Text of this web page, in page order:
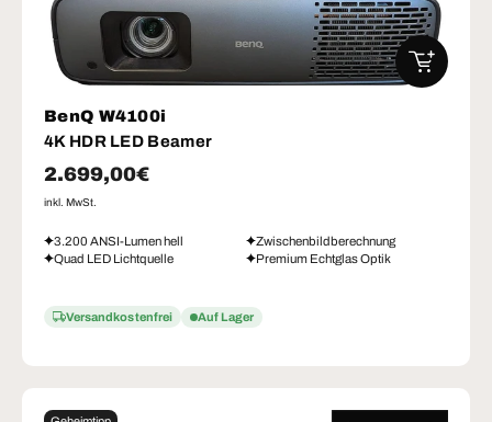
BenQ W4100i
4K HDR LED Beamer
Normaler Preis
2.699,00€
inkl. MwSt.
3.200 ANSI-Lumen hell
Zwischenbildberechnung
Quad LED Lichtquelle
Premium Echtglas Optik
Versandkostenfrei Auf Lager
IN DEN